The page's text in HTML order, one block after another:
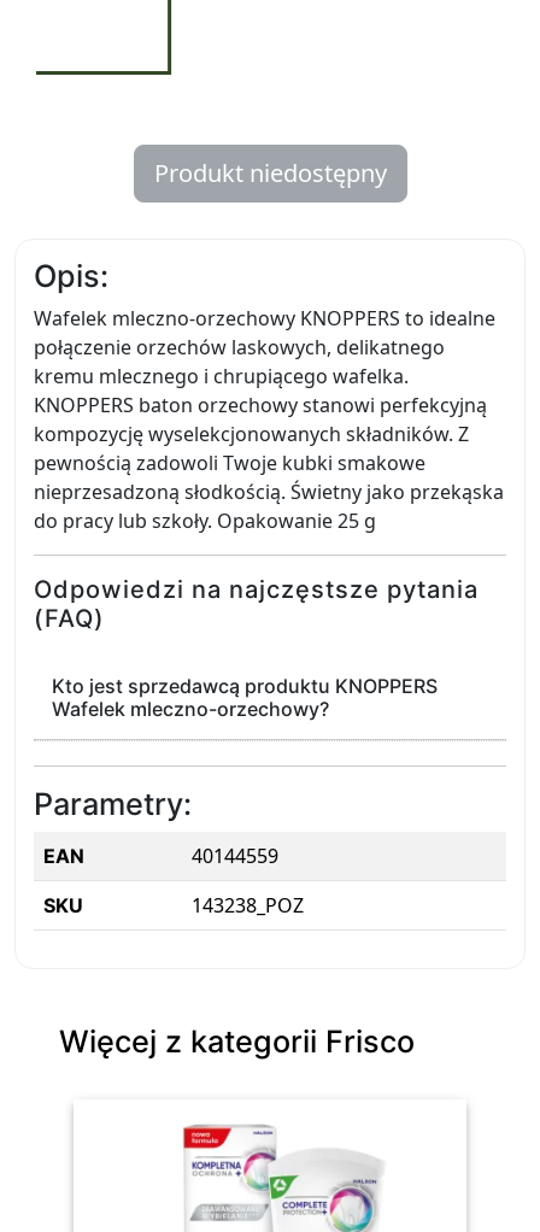
Produkt niedostępny
Opis:
Wafelek mleczno-orzechowy KNOPPERS to idealne
połączenie orzechów laskowych, delikatnego
kremu mlecznego i chrupiącego wafelka.
KNOPPERS baton orzechowy stanowi perfekcyjną
kompozycję wyselekcjonowanych składników. Z
pewnością zadowoli Twoje kubki smakowe
nieprzesadzoną słodkością. Świetny jako przekąska
do pracy lub szkoły. Opakowanie 25 g
Odpowiedzi na najczęstsze pytania
(FAQ)
Kto jest sprzedawcą produktu KNOPPERS
Wafelek mleczno-orzechowy?
Parametry:
EAN 40144559
SKU 143238_POZ
Więcej z kategorii Frisco